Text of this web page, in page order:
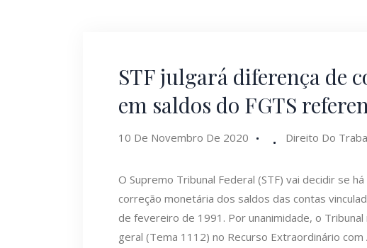
STF julgará diferença de
em saldos do FGTS
10 De Novembro De 2020 Direito Do
O Supremo Tribunal Federal (STF) vai decidir se
correção monetária dos saldos das contas
de fevereiro de 1991. Por unanimidade, o
geral (Tema 1112) no Recurso Extraordinário